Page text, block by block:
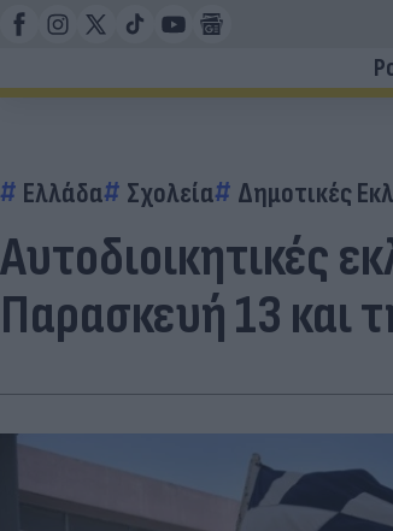
Ελλάδα Σχολεία Δημοτικές
Αυτοδιοικητικές
Παρασκευή 13 και